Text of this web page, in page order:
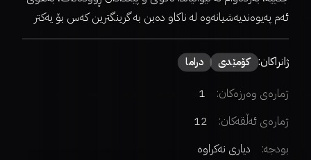
ئەم پەیوەندیەشیانەوە لە ناکاو دەبن بە گرینگترین کەس بۆ یەکتر
ژانراکان: كۆمێدی دراما
ژمارەی وەرزەکان:
1
ژمارەی ئەڵقەکان:
12
بودجە:
دیاری نەکراوە